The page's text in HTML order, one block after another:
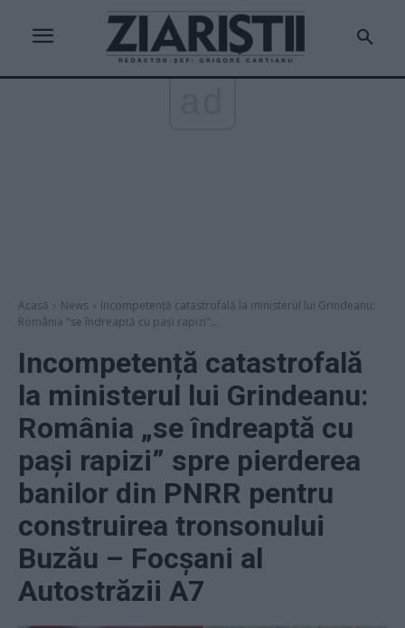
Acasă News
Incompetență catastrofală la ministerul lui Grindeanu:
România "se îndreaptă cu pași rapizi"...
Incompetență catastrofală
la ministerul lui Grindeanu:
România „se îndreaptă cu
pași rapizi” spre pierderea
banilor din PNRR pentru
construirea tronsonului
Buzău – Focșani al
Autostrăzii A7